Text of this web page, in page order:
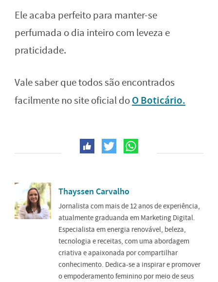
Ele acaba perfeito para manter-se
perfumada o dia inteiro com leveza e
praticidade.
Vale saber que todos são encontrados
facilmente no site oficial doOBoticário.
Thayssen Carvalho
Jornalista com mais de 12 anos de experiência,
atualmente graduanda em Marketing Digital.
Especialista em energia renovável, beleza,
tecnologia e receitas, com uma abordagem
criativa e apaixonada por compartilhar
conhecimento. Dedica-se a inspirar e promover
o empoderamento feminino por meio de seus